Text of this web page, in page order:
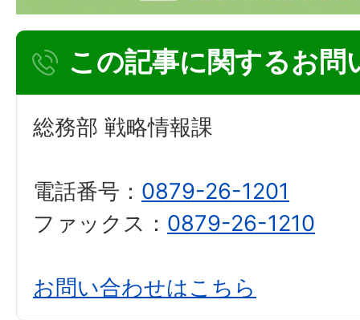
この記事に関するお問
総務部 戦略情報課
電話番号： 0879-26-1201
ファックス： 0879-26-1210
お問い合わせはこちら